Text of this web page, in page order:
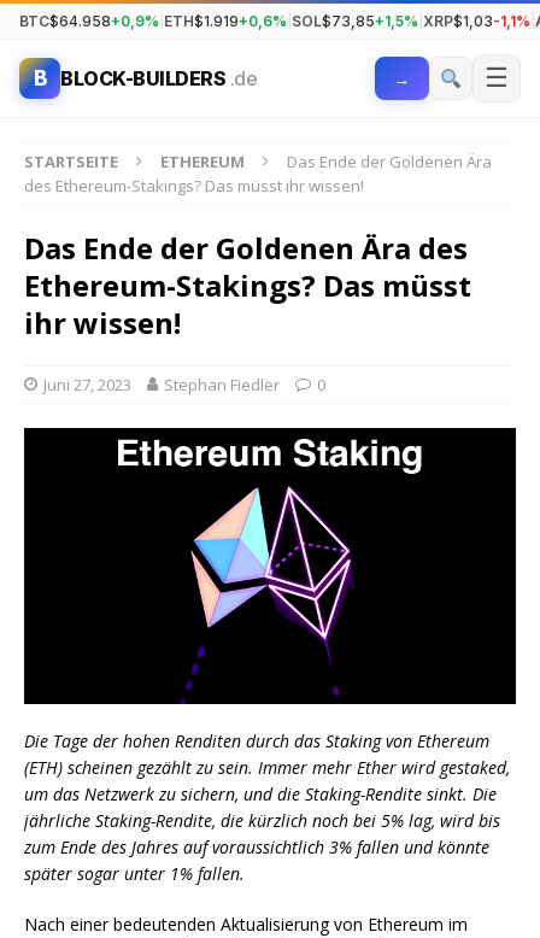
BTC$64.958+0,9% ETH$1.919+0,6% SOL$73,85+1,5% XRP$1,03-1,1%
B BLOCK-BUILDERS .de → ☰
STARTSEITE ETHEREUM
Das Ende der Goldenen Ära
des Ethereum-Stakings? Das müsst ihr wissen!
Das Ende der Goldenen Ära des
Ethereum-Stakings? Das müsst
ihr wissen!
Juni 27, 2023 Stephan Fiedler 0
Die Tage der hohen Renditen durch das Staking von Ethereum
(ETH) scheinen gezählt zu sein. Immer mehr Ether wird gestaked,
um das Netzwerk zu sichern, und die Staking-Rendite sinkt. Die
jährliche Staking-Rendite, die kürzlich noch bei 5% lag, wird bis
zum Ende des Jahres auf voraussichtlich 3% fallen und könnte
später sogar unter 1% fallen.
Nach einer bedeutenden Aktualisierung von Ethereum im